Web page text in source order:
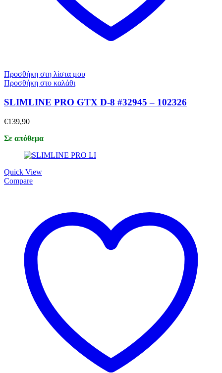
Προσθήκη στη λίστα μου
Προσθήκη στο καλάθι
SLIMLINE PRO GTX D-8 #32945 – 102326
€139,90
Σε απόθεμα
Quick View
Compare